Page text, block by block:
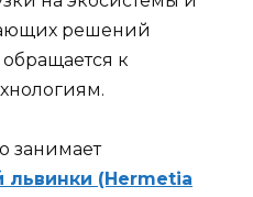
решений
к
занимает
львинки (Hermetia